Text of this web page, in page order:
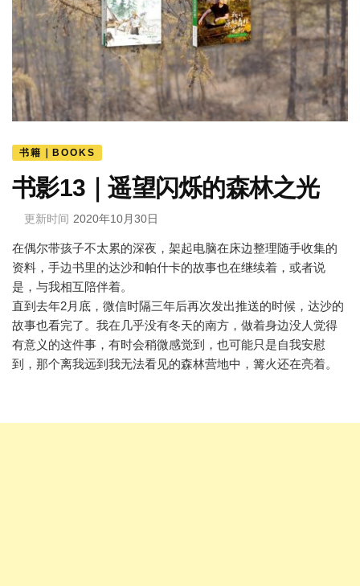
书籍｜BOOKS
书影13｜遥望闪烁的森林之光
更新时间 2020年10月30日
在偶尔带孩子不太累的深夜，架起电脑在床边整理随手收集的
资料，手边书里的达沙和帕什卡的故事也在继续着，或者说
是，与我相互陪伴着。
直到去年2月底，微信时隔三年后再次发出推送的时候，达沙的
故事也看完了。我在几乎没有冬天的南方，做着身边没人觉得
有意义的这件事，有时会稍微感觉到，也可能只是自我安慰
到，那个离我远到我无法看见的森林营地中，篝火还在亮着。